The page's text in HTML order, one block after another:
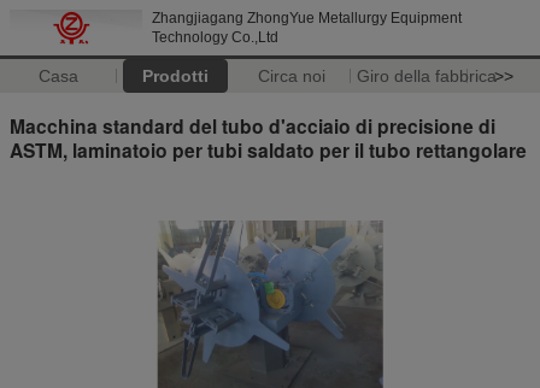
Zhangjiagang ZhongYue Metallurgy Equipment
Technology Co.,Ltd
Casa Prodotti Circa noi Giro della fabbrica>>
Macchina standard del tubo d'acciaio di precisione di
ASTM, laminatoio per tubi saldato per il tubo rettangolare